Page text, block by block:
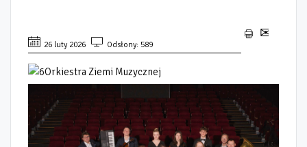
26 luty 2026 Odsłony: 589